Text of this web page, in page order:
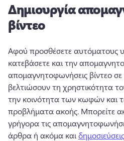
Δημιουργία
βίντεο
Αφού προσθέσετε αυτόματους
κατεβάσετε και την
απομαγνητοφωνήσεις βίντεο
βελτιώσουν τη χρηστικότητα
την κοινότητα των κωφών και
προβλήματα ακοής. Μπορείτε
γρήγορα τις
άρθρα ή ακόμα και